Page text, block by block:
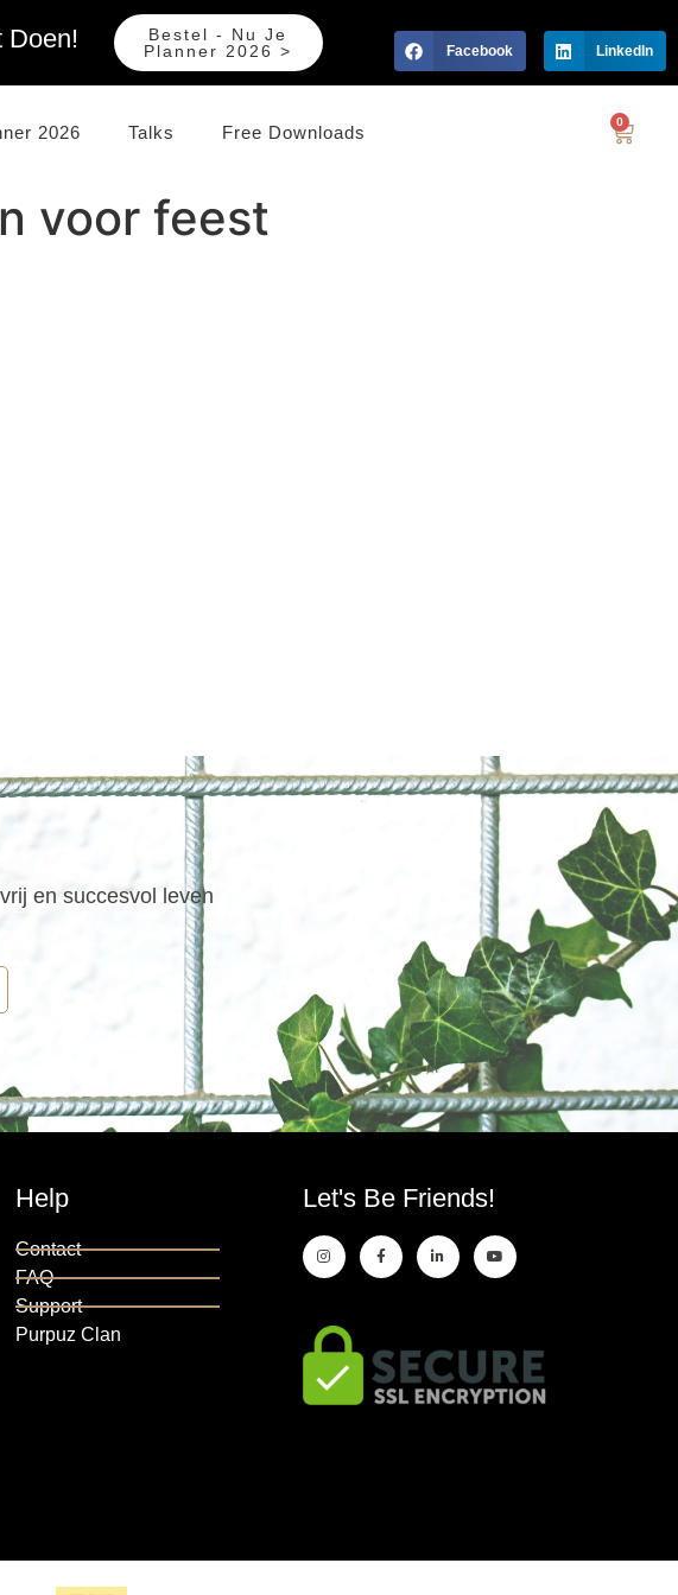
Doen!
Bestel - Nu Je
Planner 2026 >
Facebook LinkedIn
2026 Talks Free Downloads
0
voor feest
en succesvol leven
Help
Contact
FAQ
Support
Purpuz Clan
Let's Be Friends!